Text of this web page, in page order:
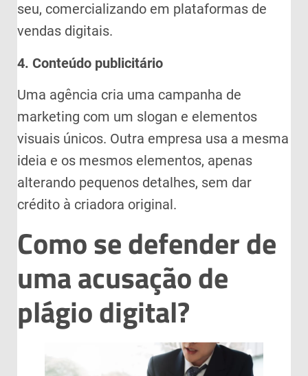
seu, comercializando em plataformas de
vendas digitais.
4. Conteúdo publicitário
Uma agência cria uma campanha de
marketing com um slogan e elementos
visuais únicos. Outra empresa usa a mesma
ideia e os mesmos elementos, apenas
alterando pequenos detalhes, sem dar
crédito à criadora original.
Como se defender de
uma acusação de
plágio digital?